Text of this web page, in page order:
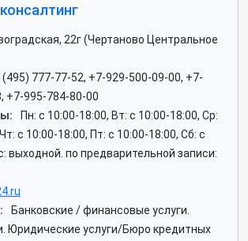
22г (Чертаново Центральное
(495) 777-77-52, +7-929-500-09-00, +7-
+7-995-784-80-00
Пн: c 10:00-18:00, Вт: c 10:00-18:00, Ср:
c 10:00-18:00, Пт: c 10:00-18:00, Сб: c
выходной. по предварительной записи:
Банковские / финансовые услуги.
Юридические услуги/Бюро кредитных